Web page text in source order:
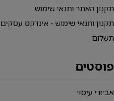
תקנון האתר ותנאי שימוש
תקנון ותנאי שימוש - אינדקס עסקים
תשלום
פוסטים
אביזרי עיסוי